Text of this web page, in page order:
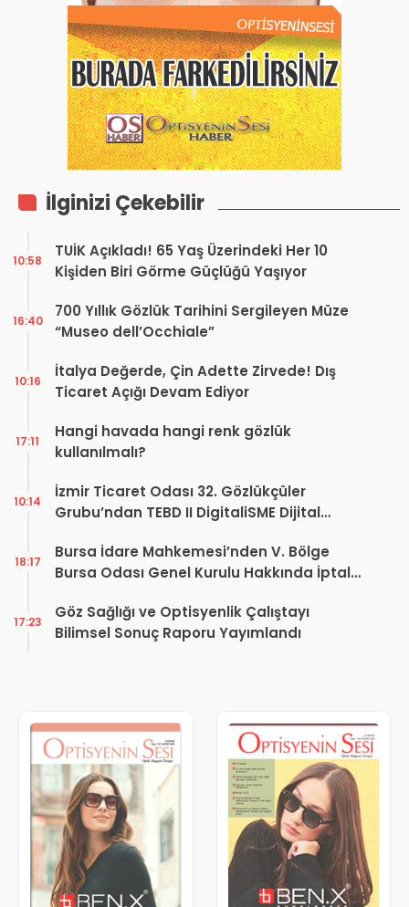
İlginizi Çekebilir
TUİK Açıkladı! 65 Yaş Üzerindeki Her 10
Kişiden Biri Görme Güçlüğü Yaşıyor
10:58
700 Yıllık Gözlük Tarihini Sergileyen Müze
“Museo dell’Occhiale”
16:40
İtalya Değerde, Çin Adette Zirvede! Dış
Ticaret Açığı Devam Ediyor
10:16
Hangi havada hangi renk gözlük
kullanılmalı?
17:11
İzmir Ticaret Odası 32. Gözlükçüler
Grubu’ndan TEBD II DigitaliSME Dijital
10:14
Bursa İdare Mahkemesi’nden V. Bölge
Bursa Odası Genel Kurulu Hakkında İptal
18:17
Göz Sağlığı ve Optisyenlik Çalıştayı
Bilimsel Sonuç Raporu Yayımlandı
17:23